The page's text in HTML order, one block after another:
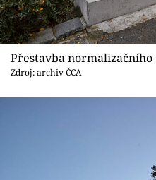
Přestavba normalizačního
Zdroj: archiv ČCA